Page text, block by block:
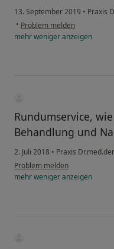
13. September 2019 • Praxis
• Problem melden
mehrwenigeranzeigen
Rundumservice,
Behandlung und
2. Juli 2018 • Praxis
Problem melden
mehrwenigeranzeigen